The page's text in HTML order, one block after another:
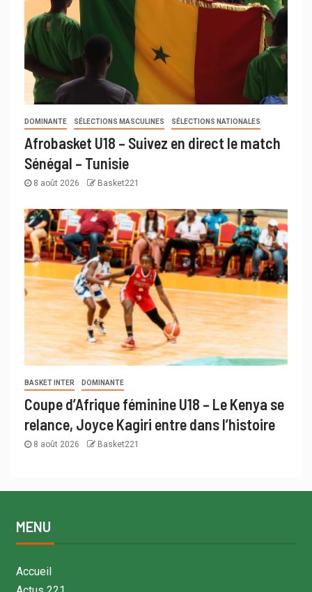
DOMINANTE SÉLECTIONS MASCULINES SÉLECTIONS NATIONALES
Afrobasket U18 – Suivez en direct le match
Sénégal – Tunisie
8 août 2026 Basket221
BASKET INTER DOMINANTE
Coupe d’Afrique féminine U18 – Le Kenya se
relance, Joyce Kagiri entre dans l’histoire
8 août 2026 Basket221
MENU
Accueil